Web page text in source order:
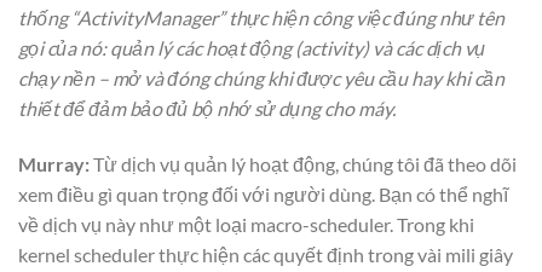
thống “ActivityManager” thực hiện công việc đúng như tên
gọi của nó: quản lý các hoạt động (activity) và các dịch vụ
chạy nền – mở và đóng chúng khi được yêu cầu hay khi cần
thiết để đảm bảo đủ bộ nhớ sử dụng cho máy.
Murray:Từ dịch vụ quản lý hoạt động, chúng tôi đã theo dõi
xem điều gì quan trọng đối với người dùng. Bạn có thể nghĩ
về dịch vụ này như một loại macro-scheduler. Trong khi
kernel scheduler thực hiện các quyết định trong vài mili giây